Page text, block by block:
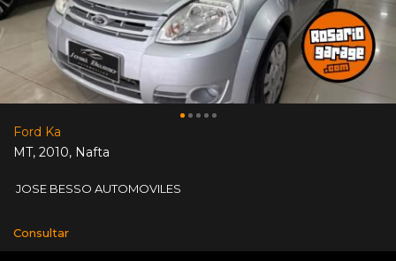
Ford Ka
MT, 2010, Nafta
JOSE BESSO AUTOMOVILES
Consultar